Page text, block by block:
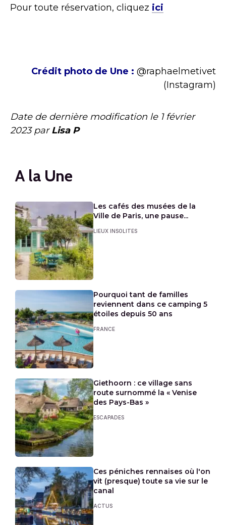
Pour toute réservation, cliquez ici
Crédit photo de Une : @raphaelmetivet
(Instagram)
Date de dernière modification le 1 février
2023parLisa P
A la Une
Les cafés des musées de la
Ville de Paris, une pause...
LIEUX INSOLITES
Pourquoi tant de familles
reviennent dans ce camping 5
étoiles depuis 50 ans
FRANCE
Giethoorn : ce village sans
route surnommé la « Venise
des Pays-Bas »
ESCAPADES
Ces péniches rennaises où l'on
vit (presque) toute sa vie sur le
canal
ACTUS